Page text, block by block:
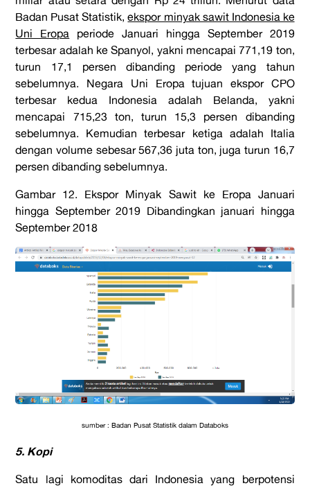
Badan Pusat Statistik,ekspor minyak sawit Indonesia ke
Uni Eropa periode Januari hingga September 2019
terbesar adalah ke Spanyol, yakni mencapai 771,19 ton,
turun 17,1 persen dibanding periode yang tahun
sebelumnya. Negara Uni Eropa tujuan ekspor CPO
terbesar kedua Indonesia adalah Belanda, yakni
mencapai 715,23 ton, turun 15,3 persen dibanding
sebelumnya. Kemudian terbesar ketiga adalah Italia
dengan volume sebesar 567,36 juta ton, juga turun 16,7
persen dibanding sebelumnya.
Gambar 12. Ekspor Minyak Sawit ke Eropa Januari
hingga September 2019 Dibandingkan januari hingga
September 2018
sumber : Badan Pusat Statistik dalam Databoks
5. Kopi
Satu lagi komoditas dari Indonesia yang berpotensi